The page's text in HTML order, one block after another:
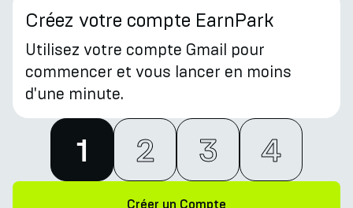
Créez votre compte EarnPark
Utilisez votre compte Gmail pour
commencer et vous lancer en moins
d'une minute.
1 2 3 4
Créer un Compte